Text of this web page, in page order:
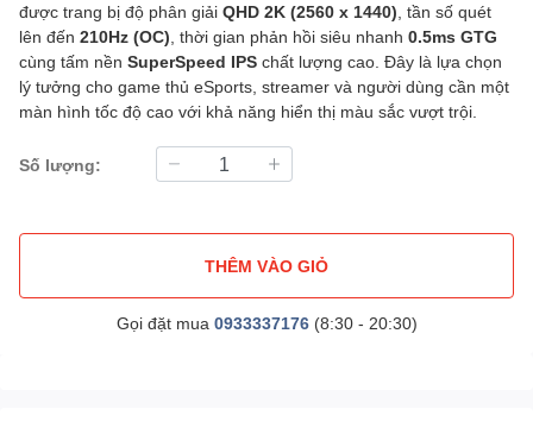
được trang bị độ phân giải QHD 2K (2560 x 1440) , tần số quét
lên đến 210Hz (OC) , thời gian phản hồi siêu nhanh 0.5ms GTG
cùng tấm nền SuperSpeed IPS chất lượng cao. Đây là lựa chọn
lý tưởng cho game thủ eSports, streamer và người dùng cần một
màn hình tốc độ cao với khả năng hiển thị màu sắc vượt trội.
Số lượng:
THÊM VÀO GIỎ
Gọi đặt mua 0933337176(8:30 - 20:30)